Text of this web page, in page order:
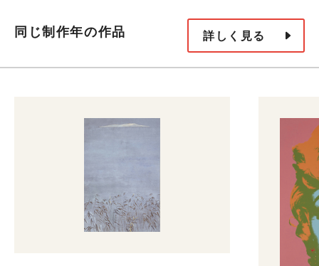
同じ制作年の作品 詳しく見る